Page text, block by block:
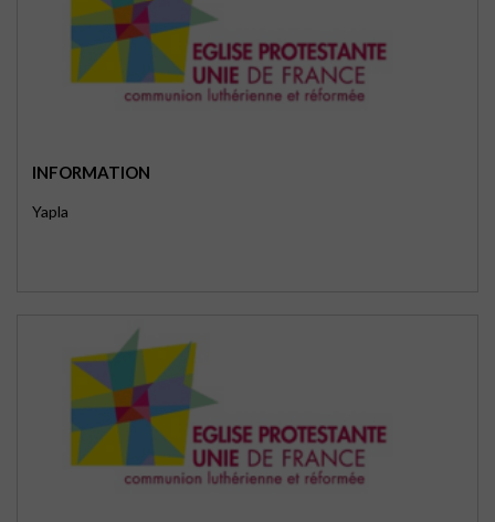
INFORMATION
Yapla